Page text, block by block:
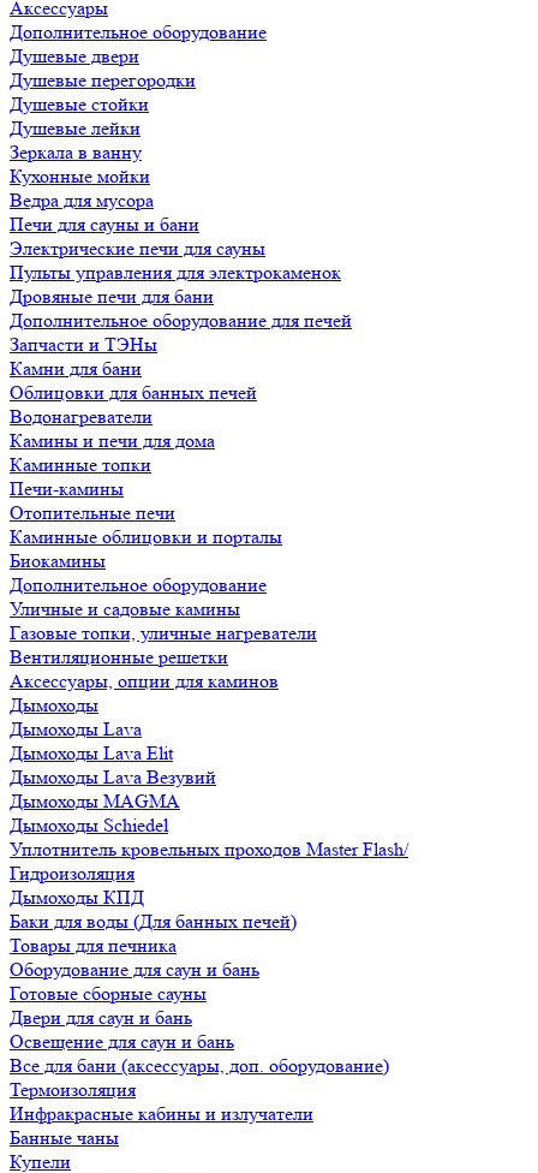
Аксессуары
Дополнительное оборудование
Душевые двери
Душевые перегородки
Душевые стойки
Душевые лейки
Зеркала в ванну
Кухонные мойки
Ведра для мусора
Печи для сауны и бани
Электрические печи для сауны
Пульты управления для электрокаменок
Дровяные печи для бани
Дополнительное оборудование для печей
Запчасти и ТЭНы
Камни для бани
Облицовки для банных печей
Водонагреватели
Камины и печи для дома
Каминные топки
Печи-камины
Отопительные печи
Каминные облицовки и порталы
Биокамины
Дополнительное оборудование
Уличные и садовые камины
Газовые топки, уличные нагреватели
Вентиляционные решетки
Аксессуары, опции для каминов
Дымоходы
Дымоходы Lava
Дымоходы Lava Elit
Дымоходы Lava Везувий
Дымоходы MAGMA
Дымоходы Schiedel
Уплотнитель кровельных проходов Master Flash/
Гидроизоляция
Дымоходы КПД
Баки для воды (Для банных печей)
Товары для печника
Оборудование для саун и бань
Готовые сборные сауны
Двери для саун и бань
Освещение для саун и бань
Все для бани (аксессуары, доп. оборудование)
Термоизоляция
Инфракрасные кабины и излучатели
Банные чаны
Купели